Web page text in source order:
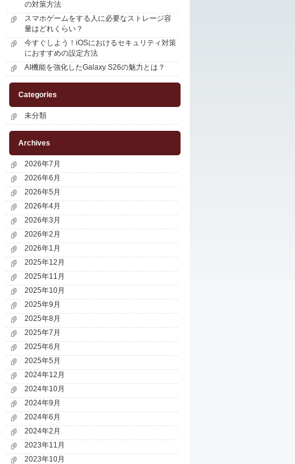
の対策方法
スマホゲームをする人に必要なストレージ容
量はどれくらい？
今すぐしよう！iOSにおけるセキュリティ対策
におすすめの設定方法
AI機能を強化したGalaxy S26の魅力とは？
Categories
未分類
Archives
2026年7月
2026年6月
2026年5月
2026年4月
2026年3月
2026年2月
2026年1月
2025年12月
2025年11月
2025年10月
2025年9月
2025年8月
2025年7月
2025年6月
2025年5月
2024年12月
2024年10月
2024年9月
2024年6月
2024年2月
2023年11月
2023年10月